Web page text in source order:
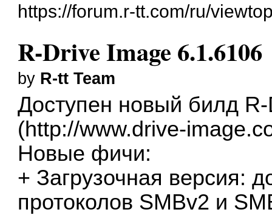
https://forum.r-tt.com/ru/
R-Drive Image 6.1.6106
by R-tt Team
Доступен новый билд
(http://www.drive-
Новые фичи:
+ Загрузочная версия:
протоколов SMBv2 и